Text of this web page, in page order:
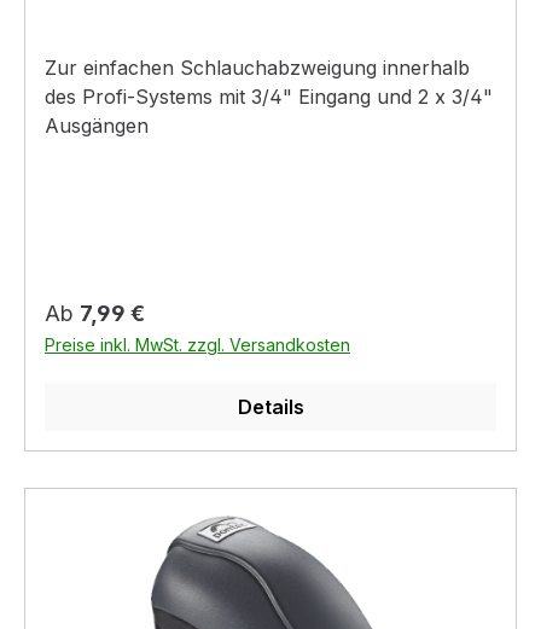
Zur einfachen Schlauchabzweigung innerhalb
des Profi-Systems mit 3/4" Eingang und 2 x 3/4"
Ausgängen
Regulärer Preis:
Ab 7,99 €
Preise inkl. MwSt. zzgl. Versandkosten
Details